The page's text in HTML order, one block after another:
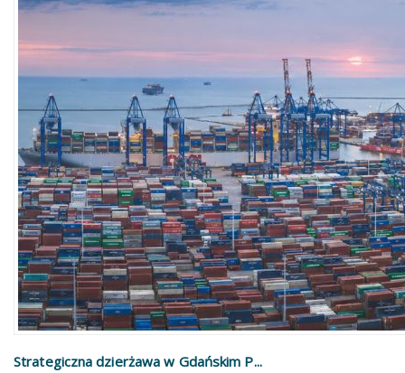
Strategiczna dzierżawa w Gdańskim P...